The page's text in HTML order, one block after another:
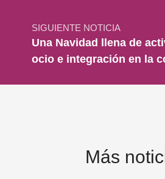
SIGUIENTE NOTICIA
Una Navidad llena de
ocio e integración en la
Más